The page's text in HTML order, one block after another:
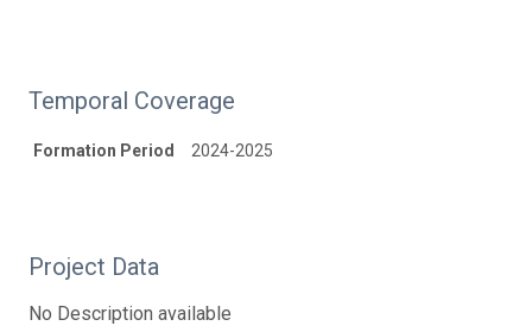
Temporal Coverage
Formation Period 2024-2025
Project Data
No Description available